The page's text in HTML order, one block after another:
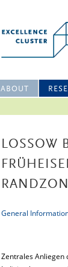
ABOUT
LOSSOW
General
Zentrales Anliegen